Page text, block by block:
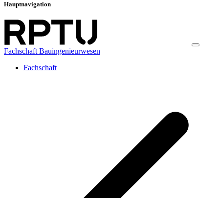
Hauptnavigation
Fachschaft Bauingenieurwesen
Fachschaft